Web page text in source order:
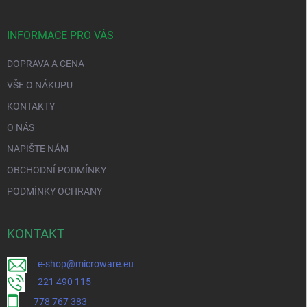
INFORMACE PRO VÁS
DOPRAVA A CENA
VŠE O NÁKUPU
KONTAKTY
O NÁS
NAPIŠTE NÁM
OBCHODNÍ PODMÍNKY
PODMÍNKY OCHRANY
KONTAKT
e-shop@microware.eu
221 490 115
778 767 383